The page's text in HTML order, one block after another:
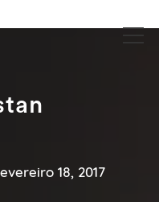
empresas
18, 2017